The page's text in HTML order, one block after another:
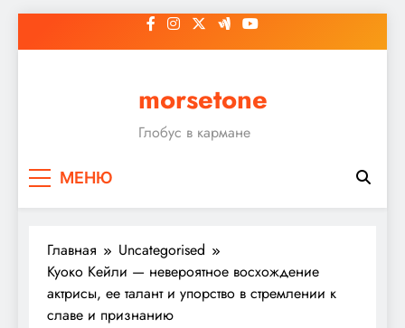
к
morsetone
Глобус в кармане
МЕНЮ
Главная
Uncategorised
Куоко Кейли — невероятное восхождение
актрисы, ее талант и упорство в стремлении к
славе и признанию